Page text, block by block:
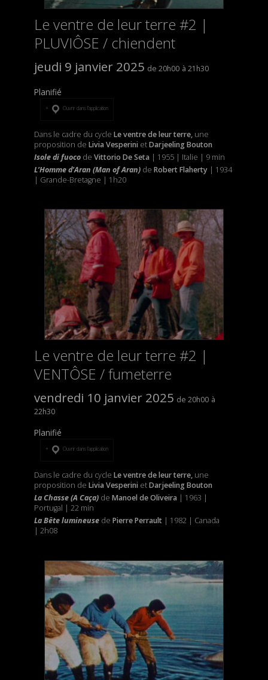
Le ventre de leur terre #2 |
PLUVIÔSE / chiendent
jeudi 9 janvier 2025 20h00 21h30
Planifié
Ouvrir dans l’application
Dans le cadre du cycle Le ventre de leur terre, une
proposition de Livia VesperinietDarjeeling Bouton
Isole di fuocode Vittorio De Seta | 1955 | Italie | 9 min
L’Homme d’Aran (Man of Aran)de Robert Flaherty| 1934
| Grande-Bretagne | 1h20
Le ventre de leur terre #2 |
VENTÔSE / fumeterre
vendredi 10 janvier 2025
20h00
22h30
Planifié
Ouvrir dans l’application
Dans le cadre du cycle Le ventre de leur terre, une
proposition de Livia VesperinietDarjeeling Bouton
La Chasse (A Caça)de Manoel de Oliveira | 1963 |
Portugal | 22 min
La Bête lumineusede Pierre Perrault| 1982 | Canada
| 2h08